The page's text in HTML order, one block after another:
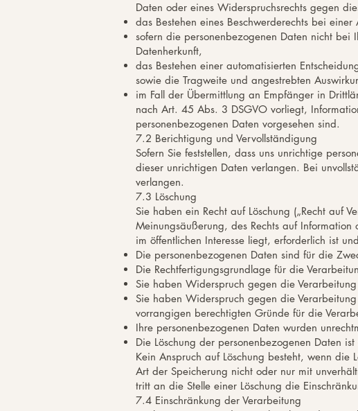
Daten oder eines Widerspruchsrechts gegen
das Bestehen eines Beschwerderechts bei
sofern die personenbezogenen Daten nicht
Datenherkunft,
das Bestehen einer automatisierten
sowie die Tragweite und angestrebten
im Fall der Übermittlung an Empfänger in
nach Art. 45 Abs. 3 DSGVO vorliegt,
personenbezogenen Daten vorgesehen sind.
7.2 Berichtigung und Vervollständigung
Sofern Sie feststellen, dass uns unrichtige
dieser unrichtigen Daten verlangen. Bei
verlangen.
7.3 Löschung
Sie haben ein Recht auf Löschung („Recht auf
Meinungsäußerung, des Rechts auf
im öffentlichen Interesse liegt, erforderlich ist
Die personenbezogenen Daten sind für die
Die Rechtfertigungsgrundlage für die
Sie haben Widerspruch gegen die
Sie haben Widerspruch gegen die
vorrangigen berechtigten Gründe für die
Ihre personenbezogenen Daten wurden
Die Löschung der personenbezogenen Daten
Kein Anspruch auf Löschung besteht, wenn
Art der Speicherung nicht oder nur mit
tritt an die Stelle einer Löschung die
7.4 Einschränkung der Verarbeitung